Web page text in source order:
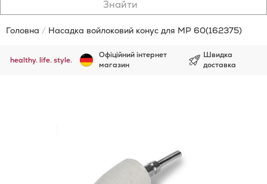
Головна Насадка войлоковий конус для MP 60(162375)
healthy. life. style.
Офіційний інтернет
магазин
Швидка
доставка